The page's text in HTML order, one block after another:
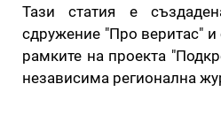
Тази статия е
сдружение "Про веритас" и
рамките на проекта
независима регионална